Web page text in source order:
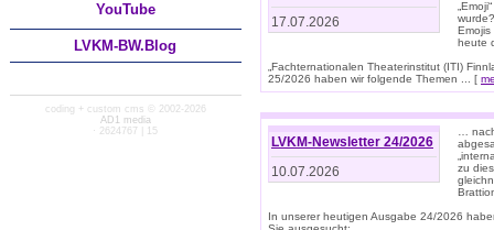
YouTube
LVKM-BW.Blog
coding + custom cms © 2002-2026
AD1 media
· 2624767 | 15
17.07.2026
Emojis
heute
„Fachternationalen Theaterinstitut (ITI)
25/2026 haben wir folgende Themen ... [
LVKM-Newsletter 24/2026
10.07.2026
…
zu
In unserer heutigen Ausgabe 24/2026